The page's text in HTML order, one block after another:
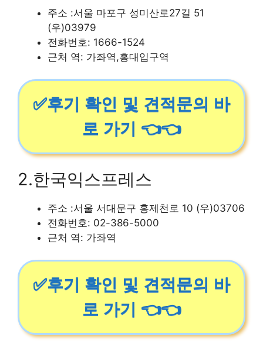
주소 :서울 마포구 성미산로27길 51
(우)03979
전화번호: 1666-1524
근처 역: 가좌역,홍대입구역
✅후기 확인 및 견적문의 바
로 가기 👈👈
2.한국익스프레스
주소 :서울 서대문구 홍제천로 10 (우)03706
전화번호: 02-386-5000
근처 역: 가좌역
✅후기 확인 및 견적문의 바
로 가기 👈👈